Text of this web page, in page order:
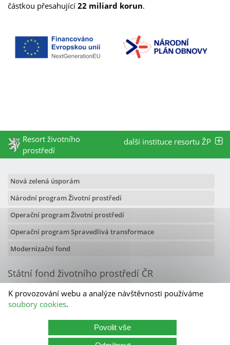
částkou přesahující 22 miliard korun.
Resort životního
prostředí
další instituce resortu ŽP
Nová zelená úsporám
Národní program Životní prostředí
Operační program Životní prostředí
Operační program Spravedlivá transformace
Modernizační fond
Státní fond životního prostředí ČR
Olbrachtova 2006/9
140 00 Praha 4
Kontakty
Státní fond životního prostředí ČR
K provozování webu a analýze návštěvnosti používáme
soubory cookies.
Povolit vše